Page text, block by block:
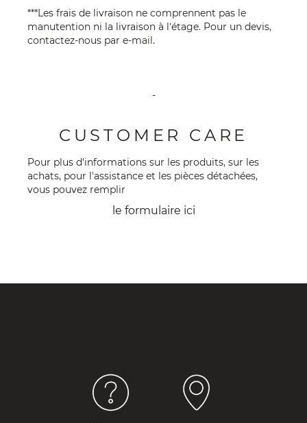
***Les frais de livraison ne comprennent pas le
manutention ni la livraison à l’étage. Pour un devis,
contactez-nous par e-mail.
-
CUSTOMER CARE
Pour plus d'informations sur les produits, sur les
achats, pour l'assistance et les pièces détachées,
vous pouvez remplir
le formulaire ici